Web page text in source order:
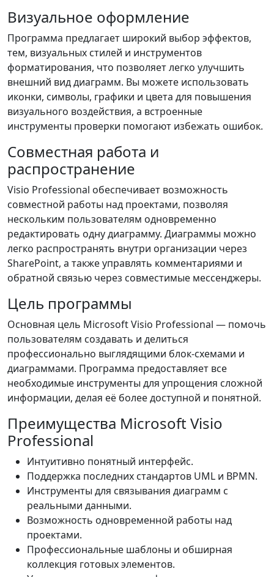
Визуальное оформление
Программа предлагает широкий выбор эффектов,
тем, визуальных стилей и инструментов
форматирования, что позволяет легко улучшить
внешний вид диаграмм. Вы можете использовать
иконки, символы, графики и цвета для повышения
визуального воздействия, а встроенные
инструменты проверки помогают избежать ошибок.
Совместная работа и
распространение
Visio Professional обеспечивает возможность
совместной работы над проектами, позволяя
нескольким пользователям одновременно
редактировать одну диаграмму. Диаграммы можно
легко распространять внутри организации через
SharePoint, а также управлять комментариями и
обратной связью через совместимые мессенджеры.
Цель программы
Основная цель Microsoft Visio Professional — помочь
пользователям создавать и делиться
профессионально выглядящими блок-схемами и
диаграммами. Программа предоставляет все
необходимые инструменты для упрощения сложной
информации, делая её более доступной и понятной.
Преимущества Microsoft Visio
Professional
Интуитивно понятный интерфейс.
Поддержка последних стандартов UML и BPMN.
Инструменты для связывания диаграмм с
реальными данными.
Возможность одновременной работы над
проектами.
Профессиональные шаблоны и обширная
коллекция готовых элементов.